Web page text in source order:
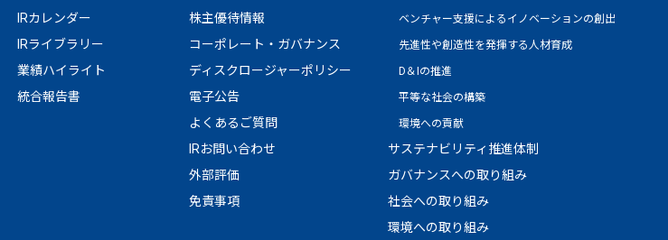
IRカレンダー
IRライブラリー
業績ハイライト
統合報告書
株主優待情報
コーポレート・ガバナンス
ディスクロージャーポリシー
電子公告
よくあるご質問
IRお問い合わせ
外部評価
免責事項
ベンチャー支援によるイノベーションの創出
先進性や創造性を発揮する人材育成
D＆Iの推進
平等な社会の構築
環境への貢献
サステナビリティ推進体制
ガバナンスへの取り組み
社会への取り組み
環境への取り組み